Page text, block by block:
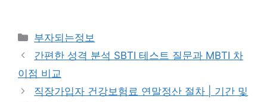
카
테
리
부자되는정보
간편한 성격 분석 SBTI 테스트 질문과 MBTI 차
이점 비교
직장가입자 건강보험료 연말정산 절차 | 기간 및